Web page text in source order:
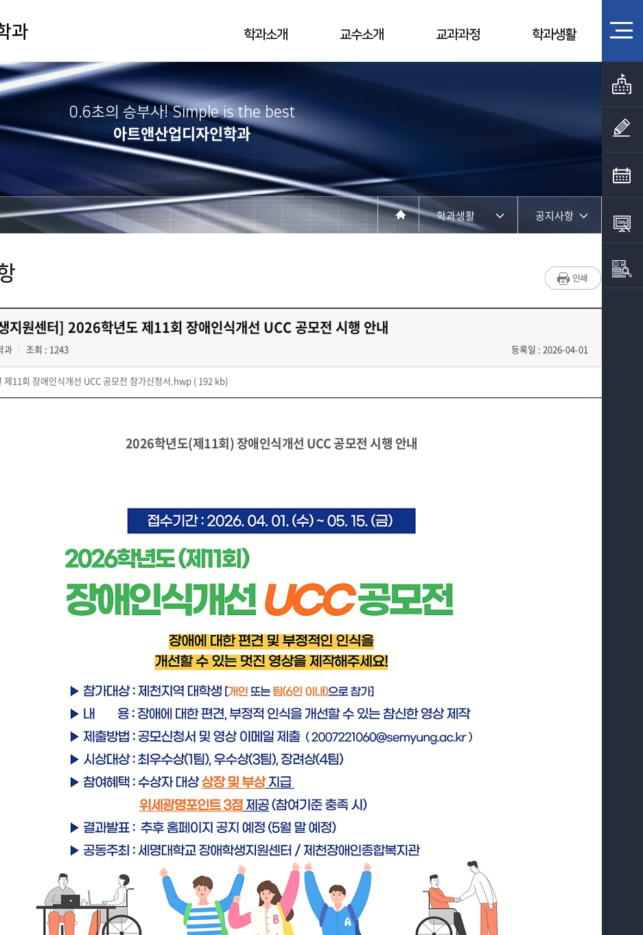
과 학과소개 교수소개 교과과정 학과생활
0.6초의 승부사! Simple is the best
아트앤산업디자인학과
학과생활
교과과정
공지사항
사진게시판
전공자료실
동아리
지원센터] 2026학년도 제11회 장애인식개선 UCC 공모전 시행 안내
과 조회 : 1243 등록일 : 2026-04-01
제11회 장애인식개선 UCC 공모전 참가신청서.hwp ( 192 kb)
2026학년도(제11회) 장애인식개선 UCC 공모전 시행 안내